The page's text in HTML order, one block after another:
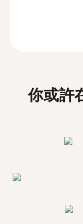
你或許